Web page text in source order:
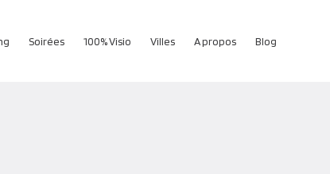
Soirées 100% Visio Villes A propos Blog